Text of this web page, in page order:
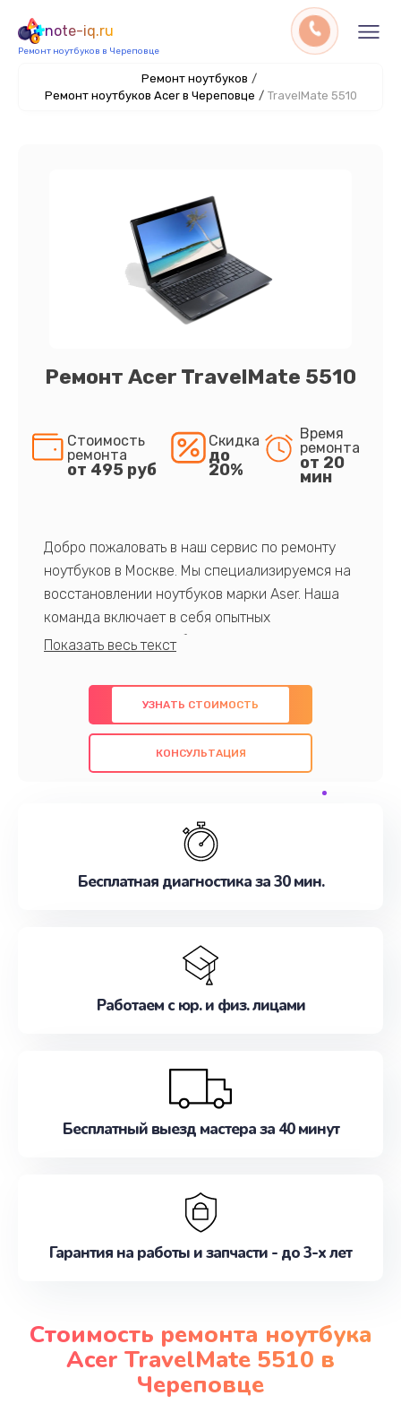
note-iq.ru
Ремонт ноутбуков в Череповце
Ремонт ноутбуков /
Ремонт ноутбуков Acer в Череповце / TravelMate 5510
Ремонт Acer TravelMate 5510
Стоимость
ремонта
от 495 руб
Скидка
до
20%
Время
ремонта
от 20
мин
Добро пожаловать в наш сервис по ремонту
ноутбуков в Москве. Мы специализируемся на
восстановлении ноутбуков марки Aser. Наша
команда включает в себя опытных
профессионалов с обширными знаниями и
предлагаем быстрый и качественный ремонт с
использованием оригинальных компонентов, а
также гарантируем качество всех
проведенных работ. Наша цель - предоставить
наилучшим образом. Не медлите записаться на
УЗНАТЬ СТОИМОСТЬ
КОНСУЛЬТАЦИЯ
Бесплатная диагностика за 30 мин.
Работаем с юр. и физ. лицами
Бесплатный выезд мастера за 40 минут
Гарантия на работы и запчасти - до 3-х лет
Стоимость ремонта ноутбука
Acer TravelMate 5510 в
Череповце